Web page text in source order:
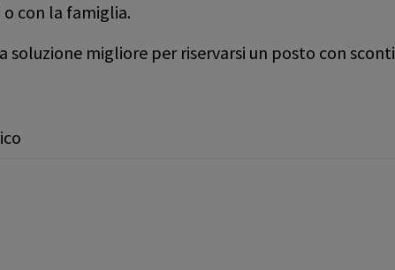
con la famiglia.
migliore per riservarsi un posto con sconti